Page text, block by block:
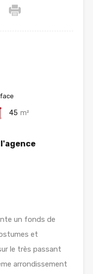
45 m²
un fonds de
et
le très passant
arrondissement